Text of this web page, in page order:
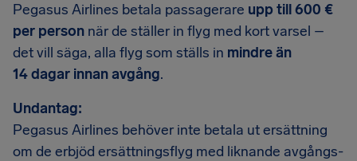
Pegasus Airlines betala passagerare upp till 600 €
per person när de ställer in flyg med kort varsel –
det vill säga, alla flyg som ställs in mindre än
14 dagar innan avgång.
Undantag:
Pegasus Airlines behöver inte betala ut ersättning
om de erbjöd ersättningsflyg med liknande avgångs-